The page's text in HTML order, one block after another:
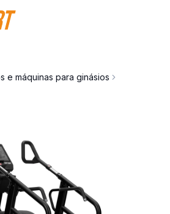
e máquinas para ginásios